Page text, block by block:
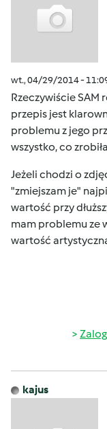
wt., 04/29/2014 -
Rzeczywiście
przepis jest
problemu z jego
wszystko, co
Jeżeli chodzi o
"zmiejszam je"
wartość przy
mam problemu ze
wartość
kajus